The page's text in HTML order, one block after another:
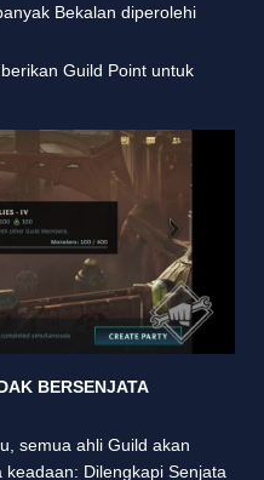
Bekalan diperolehi
Guild Point untuk
BERSENJATA
semua ahli Guild akan
Dilengkapi Senjata